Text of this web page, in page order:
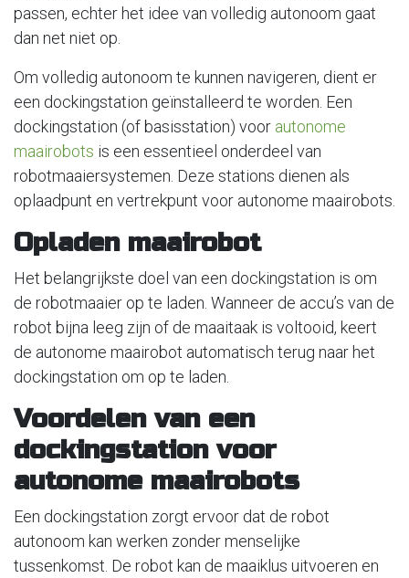
passen, echter het idee van volledig autonoom gaat
dan net niet op.
Om volledig autonoom te kunnen navigeren, dient er
een dockingstation geïnstalleerd te worden. Een
dockingstation (of basisstation) voor autonome
maairobots is een essentieel onderdeel van
robotmaaiersystemen. Deze stations dienen als
oplaadpunt en vertrekpunt voor autonome maairobots.
Opladen maairobot
Het belangrijkste doel van een dockingstation is om
de robotmaaier op te laden. Wanneer de accu’s van de
robot bijna leeg zijn of de maaitaak is voltooid, keert
de autonome maairobot automatisch terug naar het
dockingstation om op te laden.
Voordelen van een
dockingstation voor
autonome maairobots
Een dockingstation zorgt ervoor dat de robot
autonoom kan werken zonder menselijke
tussenkomst. De robot kan de maaiklus uitvoeren en